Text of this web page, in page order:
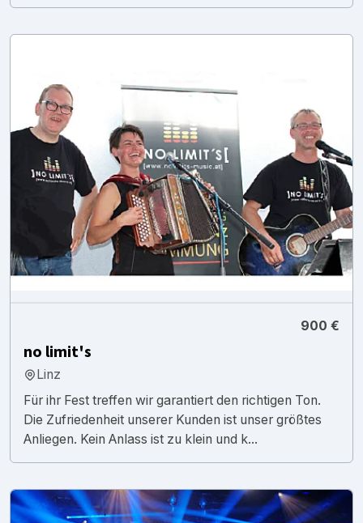
900 €
no limit's
Linz
Für ihr Fest treffen wir garantiert den richtigen Ton.
Die Zufriedenheit unserer Kunden ist unser größtes
Anliegen. Kein Anlass ist zu klein und k...